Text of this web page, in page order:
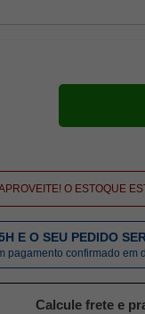
O ESTOQUE
E O SEU PEDIDO
pagamento confirmado em
Calcule frete e